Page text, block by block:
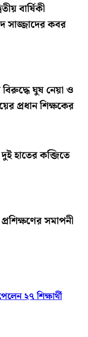
বার্ষিকী
সাজ্জাদের কবর
বিরুদ্ধে ঘুষ নেয়া ও
প্রধান শিক্ষকের
হাতের কব্জিতে
সমাপনী
২৭ শিক্ষার্থী